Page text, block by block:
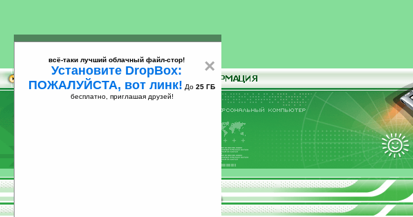
25
×
всё-таки лучший облачный файл-стор!
Установите DropBox:
ПОЖАЛУЙСТА, вот линк! До 25 ГБ
бесплатно, приглашая друзей!